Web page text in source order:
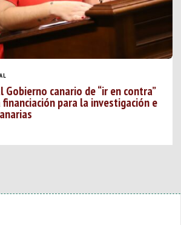
Gobierno canario de “ir en contra”
para la investigación e